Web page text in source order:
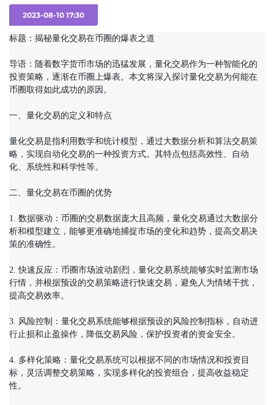
2023-08-10 17:30
标题：揭秘量化交易在币圈的爆表之道
导语：随着数字货币市场的迅猛发展，量化交易作为一种智能化的
投资策略，逐渐在币圈上爆表。本文将深入探讨量化交易为何能在
币圈取得如此成功的原因。
一、量化交易的定义和特点
量化交易是指利用数学和统计模型，通过大数据分析和算法交易策
略，实现自动化交易的一种投资方式。其特点包括高效性、自动
化、系统性和科学性等。
二、量化交易在币圈的优势
1. 数据驱动：币圈的交易数据庞大且高频，量化交易通过大数据分
析和模型建立，能够更准确地捕捉市场的变化和趋势，提高交易决
策的准确性。
2. 快速反应：币圈市场波动剧烈，量化交易系统能够实时监测市场
行情，并根据预设的交易策略进行快速交易，避免人为情绪干扰，
提高交易效率。
3. 风险控制：量化交易系统能够根据预设的风险控制指标，自动进
行止损和止盈操作，降低交易风险，保护投资者的资金安全。
4. 多样化策略：量化交易系统可以根据不同的市场情况和投资目
标，灵活调整交易策略，实现多样化的投资组合，提高收益稳定
性。